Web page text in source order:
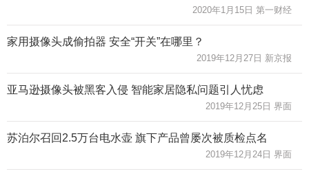
2020年1月15日 第一财经
家用摄像头成偷拍器 安全“开关”在哪里？
2019年12月27日 新京报
亚马逊摄像头被黑客入侵 智能家居隐私问题引人忧虑
2019年12月25日 界面
苏泊尔召回2.5万台电水壶 旗下产品曾屡次被质检点名
2019年12月24日 界面